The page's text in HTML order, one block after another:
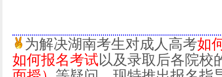
为解决湖南考生对成人高考如
如何报名考试以及录取后各院校